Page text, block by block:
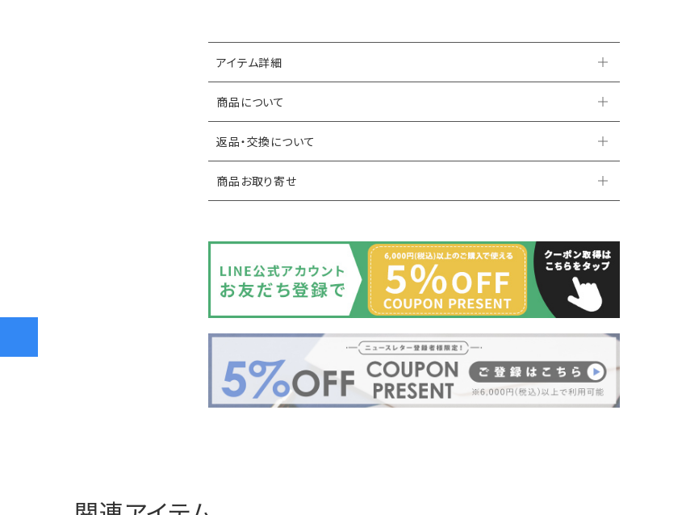
アイテム詳細
商品について
返品・交換について
商品お取り寄せ